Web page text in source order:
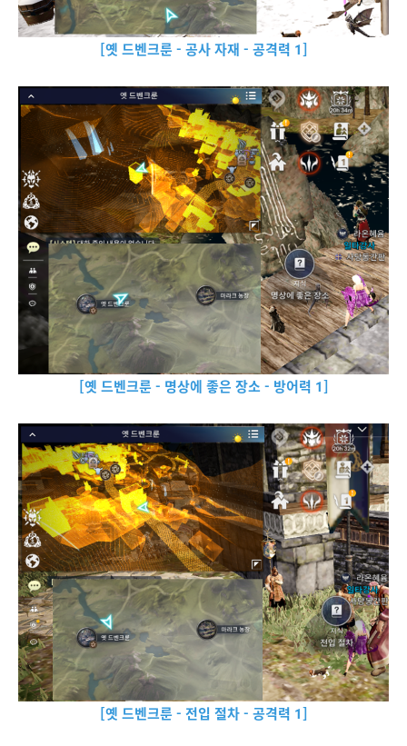
[옛 드벤크룬 - 공사 자재 - 공격력 1]
[옛 드벤크룬 - 명상에 좋은 장소 - 방어력 1]
[옛 드벤크룬 - 전입 절차 - 공격력 1]